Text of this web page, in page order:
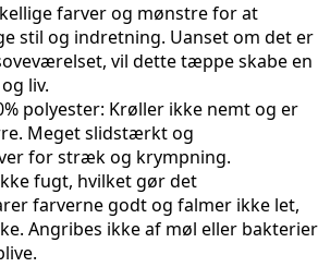
farver og mønstre for at
stil og indretning. Uanset om det er
vil dette tæppe skabe en
liv.
polyester: Krøller ikke nemt og er
Meget slidstærkt og
for stræk og krympning.
fugt, hvilket gør det
farverne godt og falmer ikke let,
Angribes ikke af møl eller bakterier